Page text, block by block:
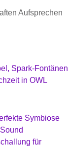
Aufsprechen
Symbiose
für